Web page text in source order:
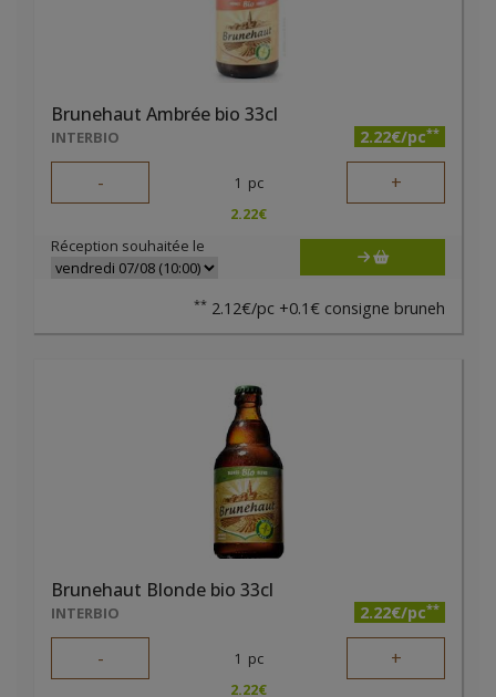
Brunehaut Ambrée bio 33cl
INTERBIO 2.22€/pc**
- 1 pc +
2.22€
Réception souhaitée le
** 2.12€/pc +0.1€ consigne bruneh
Brunehaut Blonde bio 33cl
INTERBIO 2.22€/pc**
- 1 pc +
2.22€